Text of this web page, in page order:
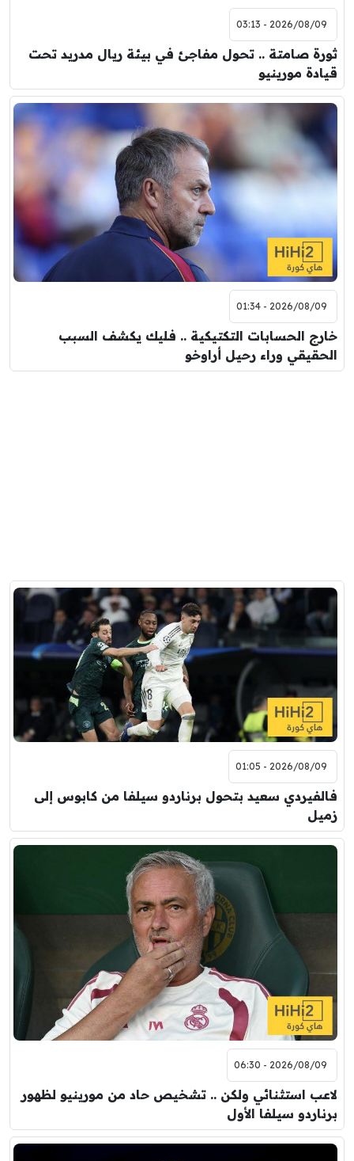
2026/08/09 - 03:13
ثورة صامتة .. تحول مفاجئ في بيئة ريال مدريد تحت
قيادة مورينيو
2026/08/09 - 01:34
خارج الحسابات التكتيكية .. فليك يكشف السبب
الحقيقي وراء رحيل أراوخو
2026/08/09 - 01:05
فالفيردي سعيد بتحول برناردو سيلفا من كابوس إلى
زميل
2026/08/09 - 06:30
لاعب استثنائي ولكن .. تشخيص حاد من مورينيو لظهور
برناردو سيلفا الأول